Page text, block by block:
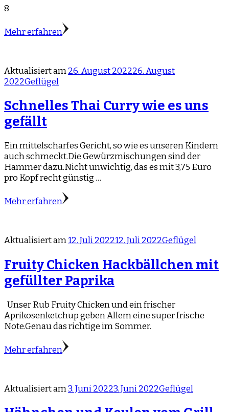
8
Mehr erfahren
Aktualisiert am26. August 202226. August
2022Geflügel
Schnelles Thai Curry wie es uns
gefällt
Ein mittelscharfes Gericht, so wie es unseren Kindern
auch schmeckt.Die Gewürzmischungen sind der
Hammer dazu.Nicht unwichtig, das es mit 3,75 Euro
pro Kopf recht günstig …
Mehr erfahren
Aktualisiert am12. Juli 202212. Juli 2022Geflügel
Fruity Chicken Hackbällchen mit
gefüllter Paprika
Unser Rub Fruity Chicken und ein frischer
Aprikosenketchup geben Allem eine super frische
Note.Genau das richtige im Sommer.
Mehr erfahren
Aktualisiert am3. Juni 20223. Juni 2022Geflügel